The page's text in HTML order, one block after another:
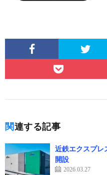
関連する記事
近鉄エクスプレ
開設
2026.03.27